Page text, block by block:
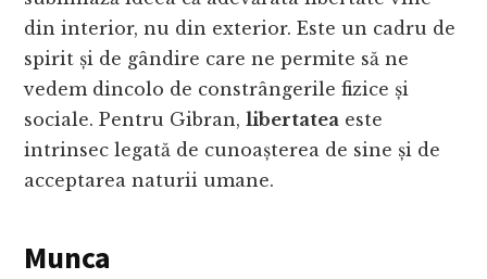
din interior, nu din exterior. Este un cadru de
spirit și de gândire care ne permite să ne
vedem dincolo de constrângerile fizice și
sociale. Pentru Gibran,libertatea este
intrinsec legată de cunoașterea de sine și de
acceptarea naturii umane.
Munca